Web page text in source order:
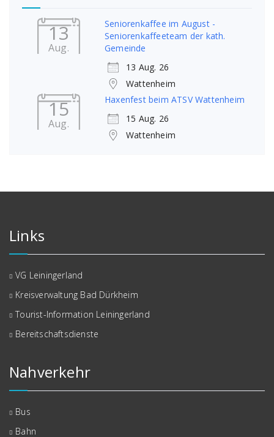
13
Aug.
Seniorenkaffee im August -
Seniorenkaffeeteam der kath.
Gemeinde
13 Aug. 26
Wattenheim
15
Aug.
Haxenfest beim ATSV Wattenheim
15 Aug. 26
Wattenheim
Links
VG Leiningerland
Kreisverwaltung Bad Dürkheim
Tourist-Information Leiningerland
Bereitschaftsdienste
Nahverkehr
Bus
Bahn